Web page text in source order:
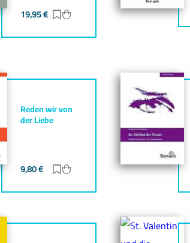
19,95€ Zur Merkliste hinzufügen
Zum Warenkorb hinzufügen
Reden wir von
der Liebe
9,80€ Zur Merkliste hinzufügen
Zum Warenkorb hinzufügen